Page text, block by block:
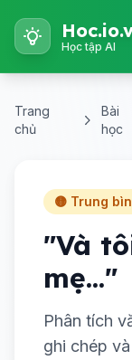
Học tập AI
Trang
chủ
Bài
học
🟡 Trung
"Và
mẹ..."
Phân tích
ghi chép